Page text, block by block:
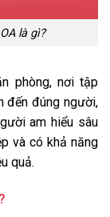
là gì?
phòng, nơi tập
đến đúng người,
am hiểu sâu
và có khả năng
quả.